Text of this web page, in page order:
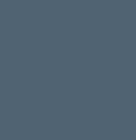
It's
ELVIS
ROCCO